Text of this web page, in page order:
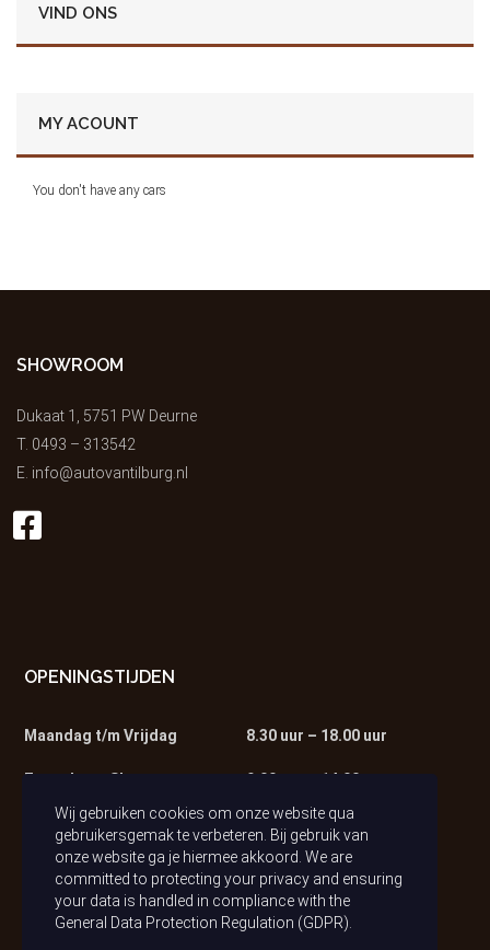
VIND ONS
MY ACOUNT
You don't have any cars
SHOWROOM
Dukaat 1, 5751 PW Deurne
T. 0493 – 313542
E. info@autovantilburg.nl
OPENINGSTIJDEN
Maandag t/m Vrijdag 8.30 uur – 18.00 uur
Zaterdag – Showroom 9.00 uur – 14.00 uur
Zaterdag – Werkplaats 9.00 uur – 13.00 uur
Wij gebruiken cookies om onze website qua
gebruikersgemak te verbeteren. Bij gebruik van
onze website ga je hiermee akkoord. We are
committed to protecting your privacy and ensuring
your data is handled in compliance with the
General Data Protection Regulation (GDPR)